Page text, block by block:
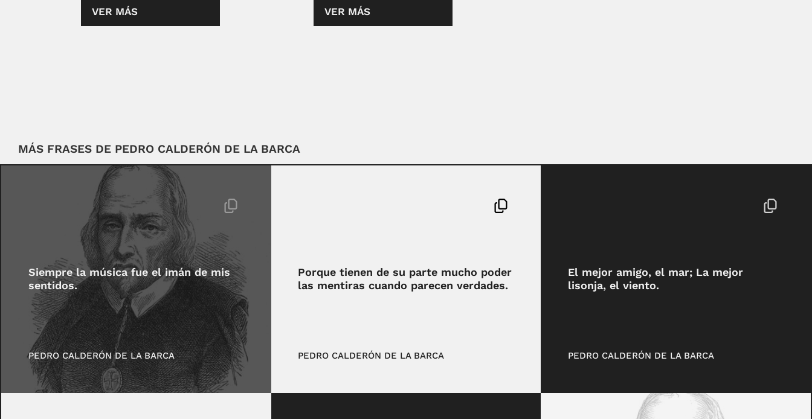
VER MÁS VER MÁS
MÁS FRASES DE PEDRO CALDERÓN DE LA BARCA
Siempre la música fue el imán de mis
sentidos.
PEDRO CALDERÓN DE LA BARCA
Porque tienen de su parte mucho poder
las mentiras cuando parecen verdades.
PEDRO CALDERÓN DE LA BARCA
El mejor amigo, el mar; La mejor
lisonja, el viento.
PEDRO CALDERÓN DE LA BARCA